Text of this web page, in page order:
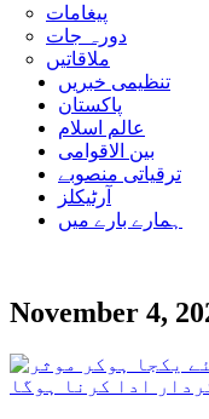
پیغامات
دورہ جات
ملاقاتیں
تنظیمی خبریں
پاکستان
عالم اسلام
بین الاقوامی
ترقیاتی منصوبے
آرٹیکلز
ہمارے بارے میں
November 4,